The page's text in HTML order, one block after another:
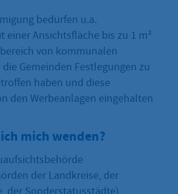
bedürfen u.a.
einer Ansichtsfläche bis zu 1 m²
von kommunalen
Gemeinden Festlegungen zu
haben und diese
den Werbeanlagen eingehalten
mich wenden?
der Landkreise, der